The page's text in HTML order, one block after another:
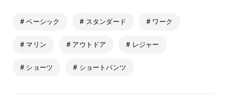
# ベーシック # スタンダード # ワーク
# マリン # アウトドア # レジャー
# ショーツ # ショートパンツ